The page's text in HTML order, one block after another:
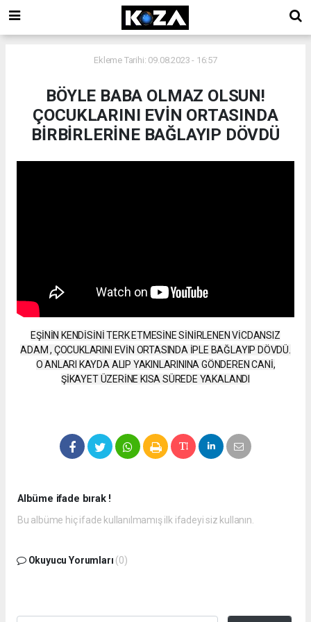
Ekleme Tarihi: 09.08.2023 - 16:57
BÖYLE BABA OLMAZ OLSUN!
ÇOCUKLARINI EVİN ORTASINDA
BİRBİRLERİNE BAĞLAYIP DÖVDÜ
EŞİNİN KENDİSİNİ TERK ETMESİNE SİNİRLENEN VİCDANSIZ
ADAM , ÇOCUKLARINI EVİN ORTASINDA İPLE BAĞLAYIP DÖVDÜ.
O ANLARI KAYDA ALIP YAKINLARININA GÖNDEREN CANİ,
ŞİKAYET ÜZERİNE KISA SÜREDE YAKALANDI
Albüme ifade bırak !
Bu albüme hiç ifade kullanılmamış ilk ifadeyi siz kullanın.
Okuyucu Yorumları (0)